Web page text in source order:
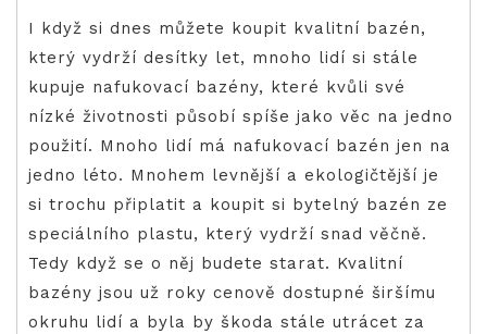
I když si dnes můžete koupit kvalitní bazén,
který vydrží desítky let, mnoho lidí si stále
kupuje nafukovací bazény, které kvůli své
nízké životnosti působí spíše jako věc na jedno
použití. Mnoho lidí má nafukovací bazén jen na
jedno léto. Mnohem levnější a ekologičtější je
si trochu připlatit a koupit si bytelný bazén ze
speciálního plastu, který vydrží snad věčně.
Tedy když se o něj budete starat. Kvalitní
bazény jsou už roky cenově dostupné širšímu
okruhu lidí a byla by škoda stále utrácet za